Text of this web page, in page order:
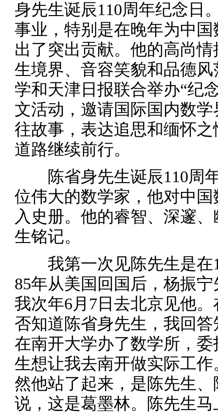
身先生诞辰110周年纪念日
事业，特别是在晚年为中
出了突出贡献。他的高尚
生境界、音容笑貌和品德
学和天津日报联合举办“纪
文活动，邀请国际国内数
往故事，表达追思和缅怀
道路继续前行。
陈省身先生诞辰110周年
位伟大的数学家，他对中
入史册。他的睿智、深邃
生铭记。
我第一次见陈先生是在
85年从美国回国后，杨振
我次年6月7日去北京见他
否知道陈省身先生，我回
在南开大学办了数学所，
生想让我去南开做实际工
然他站了起来，是陈先生
说，这是葛墨林。陈先生